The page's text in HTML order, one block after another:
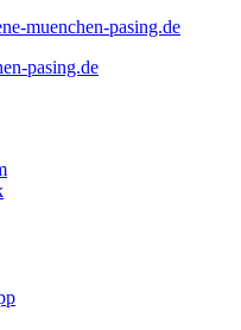
muenchen-pasing.de
pasing.de